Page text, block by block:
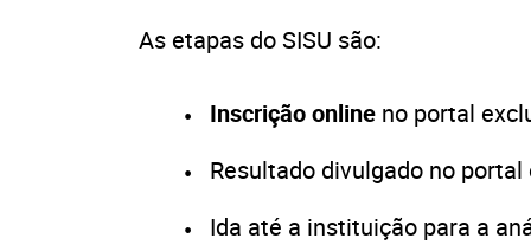
As etapas do SISU são:
Inscrição online no portal
Resultado divulgado no
Ida até a instituição para a